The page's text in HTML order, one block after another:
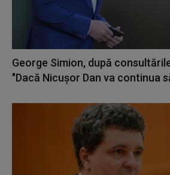
George Simion, după
"Dacă Nicuşor Dan va continua